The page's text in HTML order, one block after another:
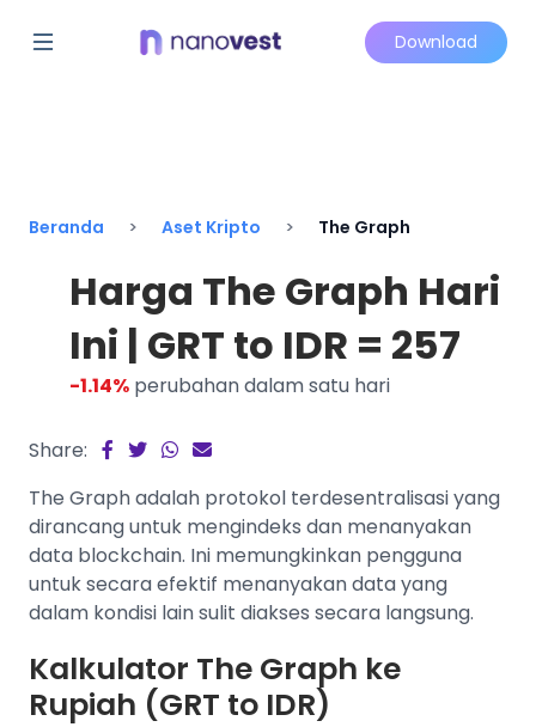
Download
Beranda Aset Kripto The Graph
Harga The Graph Hari
Ini | GRT to IDR = 257
-1.14%perubahan dalam satu hari
Share:
The Graph adalah protokol terdesentralisasi yang
dirancang untuk mengindeks dan menanyakan
data blockchain. Ini memungkinkan pengguna
untuk secara efektif menanyakan data yang
dalam kondisi lain sulit diakses secara langsung.
Kalkulator The Graph ke
Rupiah (GRT to IDR)